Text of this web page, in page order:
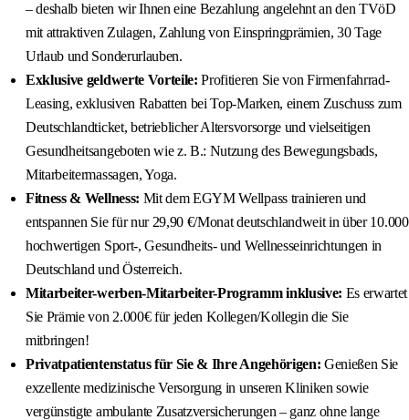
– deshalb bieten wir Ihnen eine Bezahlung angelehnt an den TVöD
mit attraktiven Zulagen, Zahlung von Einspringprämien, 30 Tage
Urlaub und Sonderurlauben.
Exklusive geldwerte Vorteile: Profitieren Sie von Firmenfahrrad-
Leasing, exklusiven Rabatten bei Top-Marken, einem Zuschuss zum
Deutschlandticket, betrieblicher Altersvorsorge und vielseitigen
Gesundheitsangeboten wie z. B.: Nutzung des Bewegungsbads,
Mitarbeitermassagen, Yoga.
Fitness & Wellness: Mit dem EGYM Wellpass trainieren und
entspannen Sie für nur 29,90 €/Monat deutschlandweit in über 10.000
hochwertigen Sport-, Gesundheits- und Wellnesseinrichtungen in
Deutschland und Österreich.
Mitarbeiter-werben-Mitarbeiter-Programm inklusive: Es erwartet
Sie Prämie von 2.000€ für jeden Kollegen/Kollegin die Sie
mitbringen!
Privatpatientenstatus für Sie & Ihre Angehörigen: Genießen Sie
exzellente medizinische Versorgung in unseren Kliniken sowie
vergünstigte ambulante Zusatzversicherungen – ganz ohne lange